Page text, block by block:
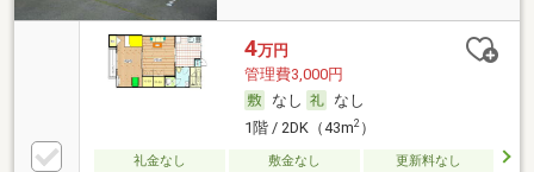
4万円
管理費3,000円
なし
なし
1階 / 2DK（43m2）
礼金なし 敷金なし
更新料なし